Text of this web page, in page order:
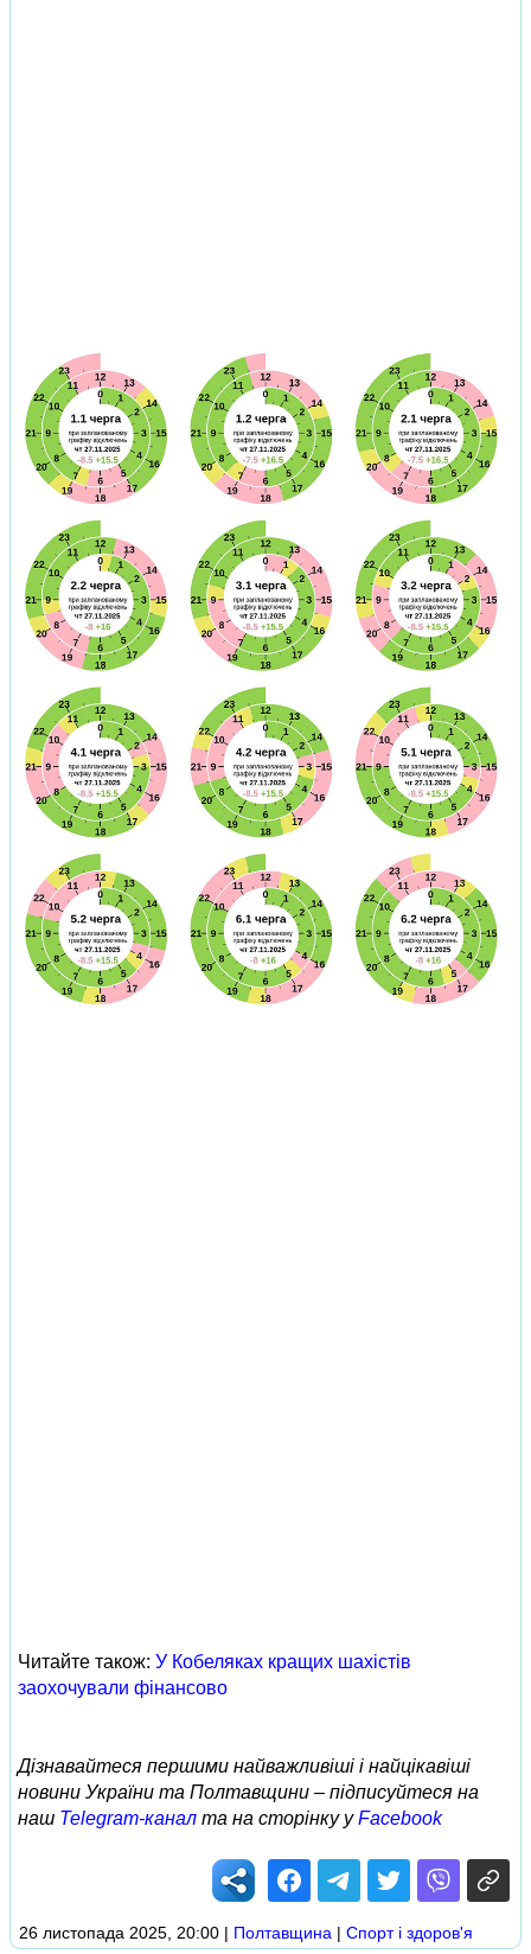
Читайте також: У Кобеляках кращих шахістів
заохочували фінансово
Дізнавайтеся першими найважливіші і найцікавіші
новини України та Полтавщини – підписуйтеся на
наш Telegram-канал та на сторінку уFacebook
26 листопада 2025, 20:00 | Полтавщина | Спорт і здоров'я